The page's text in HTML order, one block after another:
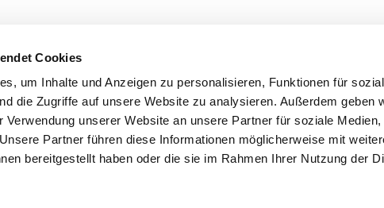
Cookies
um Inhalte und Anzeigen zu personalisieren, Funktionen für
die Zugriffe auf unsere Website zu analysieren. Außerdem geben
Verwendung unserer Website an unsere Partner für soziale Medien,
Partner führen diese Informationen möglicherweise mit
bereitgestellt haben oder die sie im Rahmen Ihrer Nutzung der